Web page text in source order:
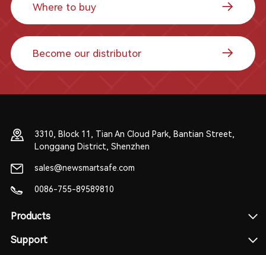
Where to buy
Become our distributor
3310, Block 11, Tian An Cloud Park, Bantian Street,
Longgang District, Shenzhen
sales@newsmartsafe.com
0086-755-89589810
Products
Support